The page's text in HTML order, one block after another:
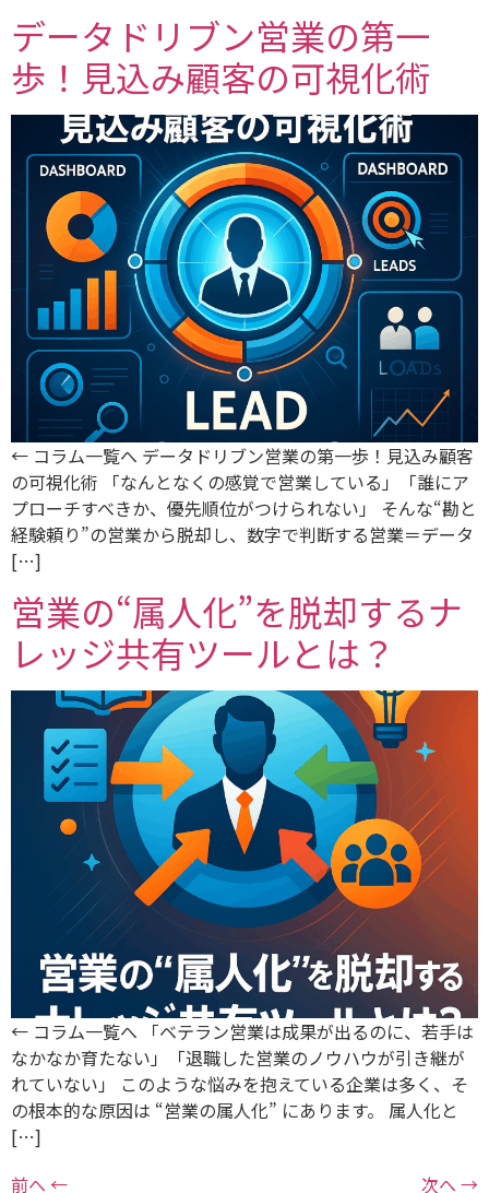
データドリブン営業の第一
歩！見込み顧客の可視化術
← コラム一覧へ データドリブン営業の第一歩！見込み顧客
の可視化術 「なんとなくの感覚で営業している」「誰にア
プローチすべきか、優先順位がつけられない」 そんな“勘と
経験頼り”の営業から脱却し、数字で判断する営業＝データ
[…]
営業の“属人化”を脱却するナ
レッジ共有ツールとは？
← コラム一覧へ 「ベテラン営業は成果が出るのに、若手は
なかなか育たない」「退職した営業のノウハウが引き継が
れていない」 このような悩みを抱えている企業は多く、そ
の根本的な原因は “営業の属人化” にあります。 属人化と
[…]
前へ ← 次へ →